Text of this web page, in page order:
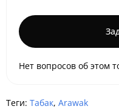
Нет вопросов об этом
Теги: Табак, Arawak